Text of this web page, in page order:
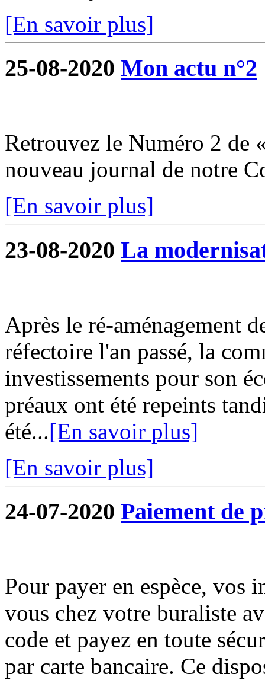
[En savoir plus]
25-08-2020 Mon actu n°2
Retrouvez le Numéro 2 de
nouveau journal de notre
[En savoir plus]
23-08-2020 La
Après le ré-aménagement
réfectoire l'an passé, la
investissements pour son
préaux ont été repeints
été...[En savoir plus]
[En savoir plus]
24-07-2020 Paiement de
Pour payer en espèce, vos
vous chez votre buraliste
code et payez en toute
par carte bancaire. Ce